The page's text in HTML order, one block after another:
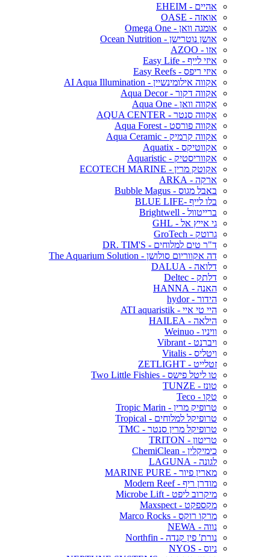
אהיים - EHEIM
אואזה - OASE
אומגה וואן - Omega One
אושן נוטרישן - Ocean Nutrition
אזו - AZOO
איזי לייף - Easy Life
איזי ריפס - Easy Reefs
אקווה אילומינשיין - AI Aqua Illumination
אקווה דקור - Aqua Decor
אקווה וואן - Aqua One
אקווה סנטר - AQUA CENTER
אקווה פורסט - Aqua Forest
אקווה קרמיק - Aqua Ceramic
אקווטיקס - Aquatix
אקווריסטיק - Aquaristic
אקוטק מרין - ECOTECH MARINE
ארקה - ARKA
באבל מגוס - Bubble Magus
בלו לייף -BLUE LIFE
ברייטוול - Brightwell
גי אייץ אל - GHL
גרוטק - GroTech
ד"ר טים למלוחים - DR. TIM'S
דה אקווריום סולושן - The Aquarium Solution
דלואה - DALUA
דלתק - Deltec
האנה - HANNA
הידור - hydor
היי טי איי - ATI aquaristik
הילאה - HAILEA
וויניו - Weinuo
ויברנט - Vibrant
ויטליס - Vitalis
זטלייט - ZETLIGHT
טו ליטל פישס - Two Little Fishies
טונז - TUNZE
טקו - Teco
טרופיק מרין - Tropic Marin
טרופיקל למלוחים - Tropical
טרופיקל מרין סנטר - TMC
טריטון - TRITON
כימיקלין - ChemiClean
לגונה - LAGUNA
מארין פיור - MARINE PURE
מודרן ריף - Modern Reef
מיקרוב ליפט - Microbe Lift
מקספקט - Maxspect
מרקו רוקס - Marco Rocks
נווה - NEWA
נורת' פין קנדה - Northfin
ניוס - NYOS